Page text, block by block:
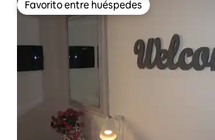
Favorito entre huéspedes
Favorito entre huéspedes